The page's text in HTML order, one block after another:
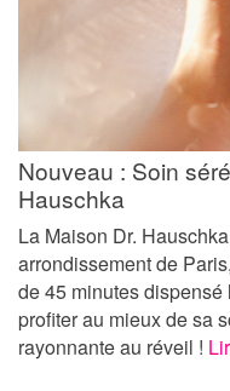
Nouveau : Soin
Hauschka
La Maison Dr.
arrondissement de
de 45 minutes​ dispensé
profiter au mieux de sa
rayonnante au réveil !